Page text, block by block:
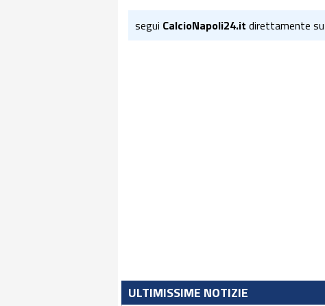
segui CalcioNapoli24.it direttamente su
ULTIMISSIME NOTIZIE